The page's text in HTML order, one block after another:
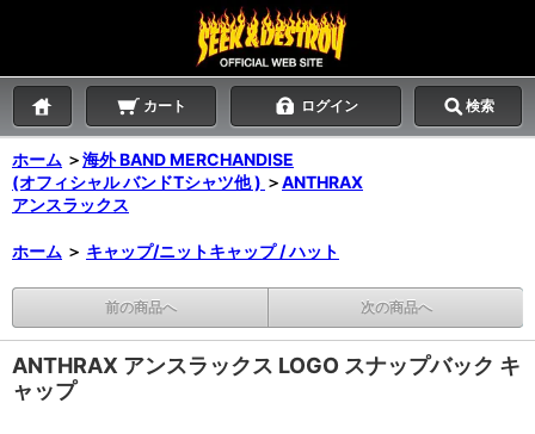
カート ログイン 検索
ホーム ＞海外 BAND MERCHANDISE
(オフィシャル バンドTシャツ他 ) ＞ANTHRAX
アンスラックス
ホーム ＞ キャップ/ニットキャップ / ハット
前の商品へ 次の商品へ
ANTHRAX アンスラックス LOGO スナップバック キ
ャップ